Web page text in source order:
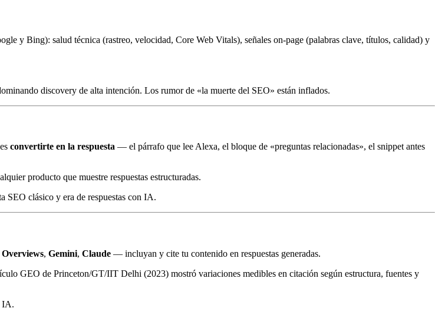
y Bing): salud técnica (rastreo, velocidad, Core Web Vitals), señales on-page (palabras clave, títulos, calidad) y
discovery de alta intención. Los rumor de «la muerte del SEO» están inflados.
convertirte en la respuesta — el párrafo que lee Alexa, el bloque de «preguntas relacionadas», el snippet antes
producto que muestre respuestas estructuradas.
SEO clásico y era de respuestas con IA.
, Gemini, Claude — incluyan y cite tu contenido en respuestas generadas.
GEO de Princeton/GT/IIT Delhi (2023) mostró variaciones medibles en citación según estructura, fuentes y
IA.